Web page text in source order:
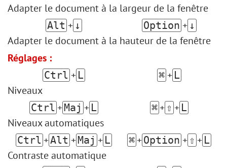
Adapter le document à la largeur de la fenêtre
Alt + ↓ Option + ↓
Adapter le document à la hauteur de la fenêtre
Réglages :
Ctrl + L ⌘ + L
Niveaux
Ctrl +Maj + L ⌘+ ⇧ + L
Niveaux automatiques
Ctrl +Alt +Maj + L ⌘+Option + ⇧ + L
Contraste automatique